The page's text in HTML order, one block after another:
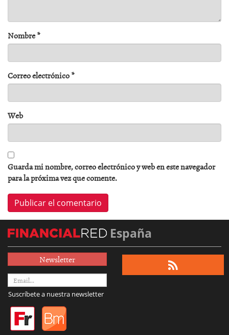
Nombre*
Correo electrónico*
Web
Guarda mi nombre, correo electrónico y web en este navegador
para la próxima vez que comente.
España
Newsletter
Suscríbete a nuestra newsletter